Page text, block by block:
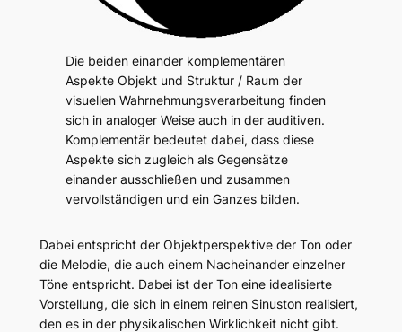
Die beiden einander komplementären
Aspekte Objekt und Struktur / Raum der
visuellen Wahrnehmungsverarbeitung finden
sich in analoger Weise auch in der auditiven.
Komplementär bedeutet dabei, dass diese
Aspekte sich zugleich als Gegensätze
einander ausschließen und zusammen
vervollständigen und ein Ganzes bilden.
Dabei entspricht der Objektperspektive der Ton oder
die Melodie, die auch einem Nacheinander einzelner
Töne entspricht. Dabei ist der Ton eine idealisierte
Vorstellung, die sich in einem reinen Sinuston realisiert,
den es in der physikalischen Wirklichkeit nicht gibt.